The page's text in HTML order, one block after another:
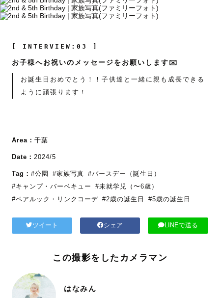
[ INTERVIEW:03 ]
お子様へお祝いのメッセージをお願いします✉️
お誕生日おめでとう！！子供達と一緒に親も成長できる
ように頑張ります！
Area： 千葉
Date： 2024/5
Tag： #公園 #家族写真 #バースデー（誕生日）
#キャンプ・バーベキュー
#未就学児（〜6歳）
#ペアルック・リンクコーデ #2歳の誕生日 #5歳の誕生日
ツイート シェア LINEで送る
この撮影をしたカメラマン
はなみん